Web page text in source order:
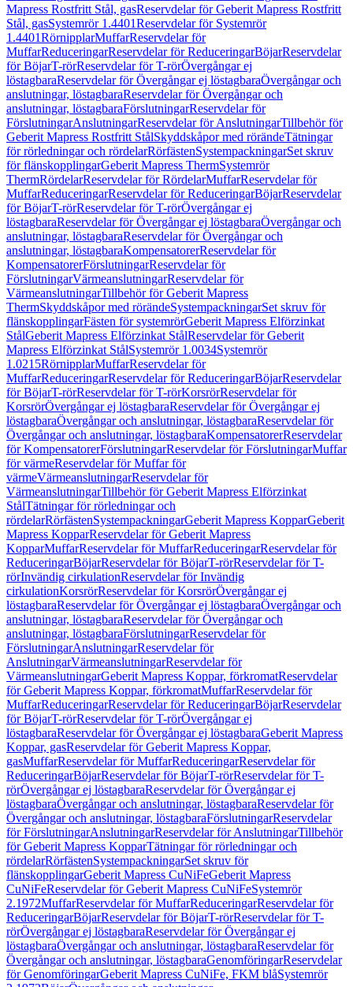
Mapress Rostfritt Stål, gasReservdelar för Geberit Mapress Rostfritt
Stål, gasSystemrör 1.4401Reservdelar för Systemrör
1.4401RörnipplarMuffarReservdelar för
MuffarReduceringarReservdelar för ReduceringarBöjarReservdelar
för BöjarT-rörReservdelar för T-rörÖvergångar ej
löstagbaraReservdelar för Övergångar ej löstagbaraÖvergångar och
anslutningar, löstagbaraReservdelar för Övergångar och
anslutningar, löstagbaraFörslutningarReservdelar för
FörslutningarAnslutningarReservdelar för AnslutningarTillbehör för
Geberit Mapress Rostfritt StålSkyddskåpor med rörändeTätningar
för rörledningar och rördelarRörfästenSystempackningarSet skruv
för flänskopplingarGeberit Mapress ThermSystemrör
ThermRördelarReservdelar för RördelarMuffarReservdelar för
MuffarReduceringarReservdelar för ReduceringarBöjarReservdelar
för BöjarT-rörReservdelar för T-rörÖvergångar ej
löstagbaraReservdelar för Övergångar ej löstagbaraÖvergångar och
anslutningar, löstagbaraReservdelar för Övergångar och
anslutningar, löstagbaraKompensatorerReservdelar för
KompensatorerFörslutningarReservdelar för
FörslutningarVärmeanslutningarReservdelar för
VärmeanslutningarTillbehör för Geberit Mapress
ThermSkyddskåpor med rörändeSystempackningarSet skruv för
flänskopplingarFästen för systemrörGeberit Mapress Elförzinkat
StålGeberit Mapress Elförzinkat StålReservdelar för Geberit
Mapress Elförzinkat StålSystemrör 1.0034Systemrör
1.0215RörnipplarMuffarReservdelar för
MuffarReduceringarReservdelar för ReduceringarBöjarReservdelar
för BöjarT-rörReservdelar för T-rörKorsrörReservdelar för
KorsrörÖvergångar ej löstagbaraReservdelar för Övergångar ej
löstagbaraÖvergångar och anslutningar, löstagbaraReservdelar för
Övergångar och anslutningar, löstagbaraKompensatorerReservdelar
för KompensatorerFörslutningarReservdelar för FörslutningarMuffar
för värmeReservdelar för Muffar för
värmeVärmeanslutningarReservdelar för
VärmeanslutningarTillbehör för Geberit Mapress Elförzinkat
StålTätningar för rörledningar och
rördelarRörfästenSystempackningarGeberit Mapress KopparGeberit
Mapress KopparReservdelar för Geberit Mapress
KopparMuffarReservdelar för MuffarReduceringarReservdelar för
ReduceringarBöjarReservdelar för BöjarT-rörReservdelar för T-
rörInvändig cirkulationReservdelar för Invändig
cirkulationKorsrörReservdelar för KorsrörÖvergångar ej
löstagbaraReservdelar för Övergångar ej löstagbaraÖvergångar och
anslutningar, löstagbaraReservdelar för Övergångar och
anslutningar, löstagbaraFörslutningarReservdelar för
FörslutningarAnslutningarReservdelar för
AnslutningarVärmeanslutningarReservdelar för
VärmeanslutningarGeberit Mapress Koppar, förkromatReservdelar
för Geberit Mapress Koppar, förkromatMuffarReservdelar för
MuffarReduceringarReservdelar för ReduceringarBöjarReservdelar
för BöjarT-rörReservdelar för T-rörÖvergångar ej
löstagbaraReservdelar för Övergångar ej löstagbaraGeberit Mapress
Koppar, gasReservdelar för Geberit Mapress Koppar,
gasMuffarReservdelar för MuffarReduceringarReservdelar för
ReduceringarBöjarReservdelar för BöjarT-rörReservdelar för T-
rörÖvergångar ej löstagbaraReservdelar för Övergångar ej
löstagbaraÖvergångar och anslutningar, löstagbaraReservdelar för
Övergångar och anslutningar, löstagbaraFörslutningarReservdelar
för FörslutningarAnslutningarReservdelar för AnslutningarTillbehör
för Geberit Mapress KopparTätningar för rörledningar och
rördelarRörfästenSystempackningarSet skruv för
flänskopplingarGeberit Mapress CuNiFeGeberit Mapress
CuNiFeReservdelar för Geberit Mapress CuNiFeSystemrör
2.1972MuffarReservdelar för MuffarReduceringarReservdelar för
ReduceringarBöjarReservdelar för BöjarT-rörReservdelar för T-
rörÖvergångar ej löstagbaraReservdelar för Övergångar ej
löstagbaraÖvergångar och anslutningar, löstagbaraReservdelar för
Övergångar och anslutningar, löstagbaraGenomföringarReservdelar
för GenomföringarGeberit Mapress CuNiFe, FKM blåSystemrör